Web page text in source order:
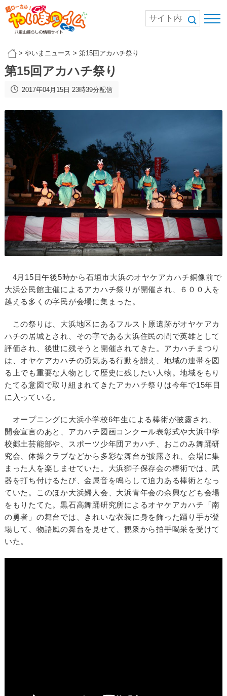
> やいまニュース > 第15回アカハチ祭り
第15回アカハチ祭り
2017年04月15日 23時39分配信
4月15日午後5時から石垣市大浜のオヤケアカハチ銅像前で
大浜公民館主催によるアカハチ祭りが開催され、６００人を
越える多くの字民が会場に集まった。
この祭りは、大浜地区にあるフルスト原遺跡がオヤケアカ
ハチの居城とされ、その字である大浜住民の間で英雄として
評価され、後世に残そうと開催されてきた。アカハチまつり
は、オヤケアカハチの勇気ある行動を讃え、地域の連帯を図
る上でも重要な人物として歴史に残したい人物。地域をもり
たてる意図で取り組まれてきたアカハチ祭りは今年で15年目
に入っている。
オープニングに大浜小学校6年生による棒術が披露され、
開会宣言のあと、アカハチ図画コンクール表彰式や大浜中学
校郷土芸能部や、スポーツ少年団アカハチ、おこのみ舞踊研
究会、体操クラブなどから多彩な舞台が披露され、会場に集
まった人を楽しませていた。大浜獅子保存会の棒術では、武
器を打ち付けるたび、金属音を鳴らして迫力ある棒術となっ
ていた。このほか大浜婦人会、大浜青年会の余興なども会場
をもりたてた。黒石高舞踊研究所によるオヤケアカハチ「南
の勇者」の舞台では、きれいな衣装に身を飾った踊り手が登
場して、物語風の舞台を見せて、観衆から拍手喝采を受けて
いた。